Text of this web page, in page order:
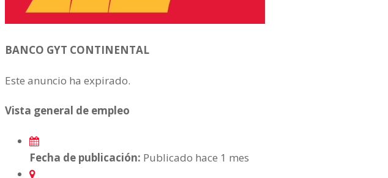
BANCO GYT CONTINENTAL
Este anuncio ha expirado.
Vista general de empleo
Fecha de publicación: Publicado hace 1 mes